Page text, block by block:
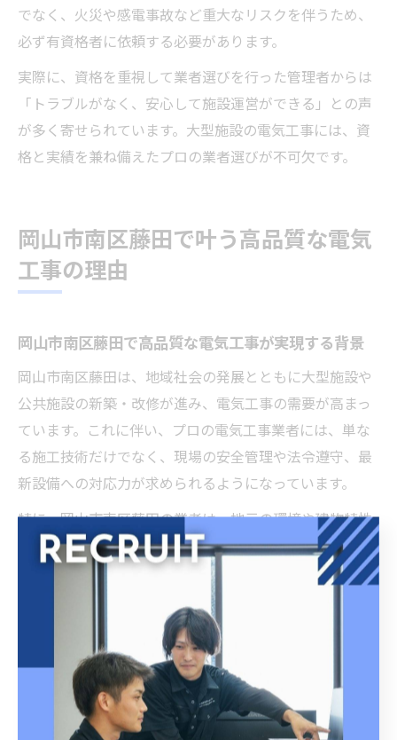
でなく、火災や感電事故など重大なリスクを伴うため、
必ず有資格者に依頼する必要があります。
実際に、資格を重視して業者選びを行った管理者からは
「トラブルがなく、安心して施設運営ができる」との声
が多く寄せられています。大型施設の電気工事には、資
格と実績を兼ね備えたプロの業者選びが不可欠です。
岡山市南区藤田で叶う高品質な電気
工事の理由
岡山市南区藤田で高品質な電気工事が実現する背景
岡山市南区藤田は、地域社会の発展とともに大型施設や
公共施設の新築・改修が進み、電気工事の需要が高まっ
ています。これに伴い、プロの電気工事業者には、単な
る施工技術だけでなく、現場の安全管理や法令遵守、最
新設備への対応力が求められるようになっています。
特に、岡山市南区藤田の業者は、地元の環境や建物特性
を熟知しているため、施設ごとに最適な配線計画や省エ
ネ設備の提案が可能です。実際、長年にわたり地域密着
で活動してきた実績が信頼につながり、行政や地元企業
からも多く選ばれています。
また、国家資格の保有や建設業許可の取得など、確かな
技術と法的な裏付けを持つ業者が多い点も、高品質な電
気工事を支える大きな要因です。これにより、病院・学